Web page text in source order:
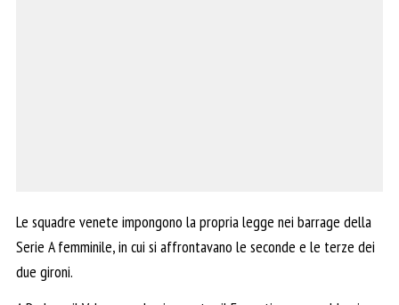
Le squadre venete impongono la propria legge nei barrage della
Serie A femminile, in cui si affrontavano le seconde e le terze dei
due gironi.